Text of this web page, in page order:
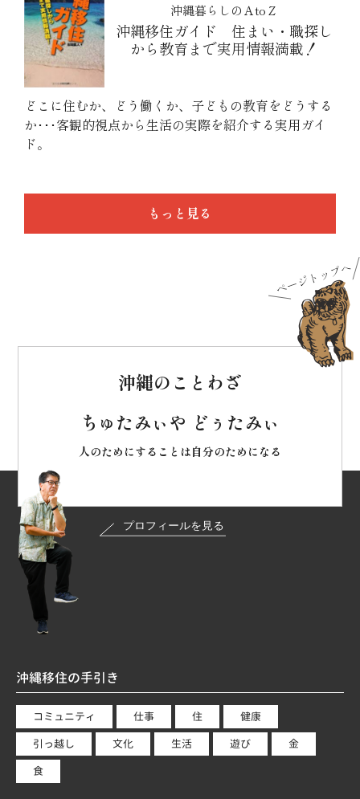
沖縄暮らしのＡtoＺ
沖縄移住ガイド 住まい・職探し
から教育まで実用情報満載！
どこに住むか、どう働くか、子どもの教育をどうする
か･･･客観的視点から生活の実際を紹介する実用ガイ
ド。
もっと見る
沖縄のことわざ
ちゅたみぃや どぅたみぃ
人のためにすることは自分のためになる
沖縄移住の手引き
コミュニティ 仕事 住
健康
引っ越し
文化 生活 遊び
金
食